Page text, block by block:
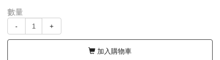
數量
- +
加入購物車